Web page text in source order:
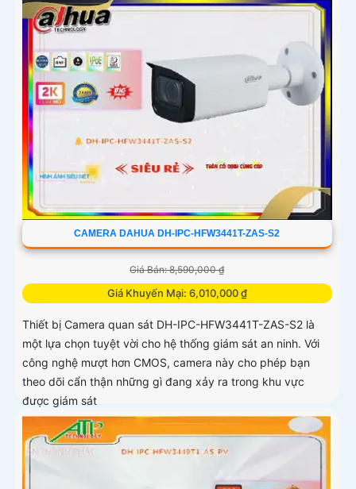
CAMERA DAHUA DH-IPC-HFW3441T-ZAS-S2
Giá Bán: 8,590,000 ₫
Giá Khuyến Mại: 6,010,000 ₫
Thiết bị Camera quan sát DH-IPC-HFW3441T-ZAS-S2 là
một lựa chọn tuyệt vời cho hệ thống giám sát an ninh. Với
công nghệ mượt hơn CMOS, camera này cho phép bạn
theo dõi cẩn thận những gì đang xảy ra trong khu vực
được giám sát